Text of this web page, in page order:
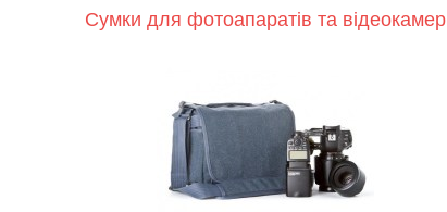
Сумки для фотоапаратів та відеокамер